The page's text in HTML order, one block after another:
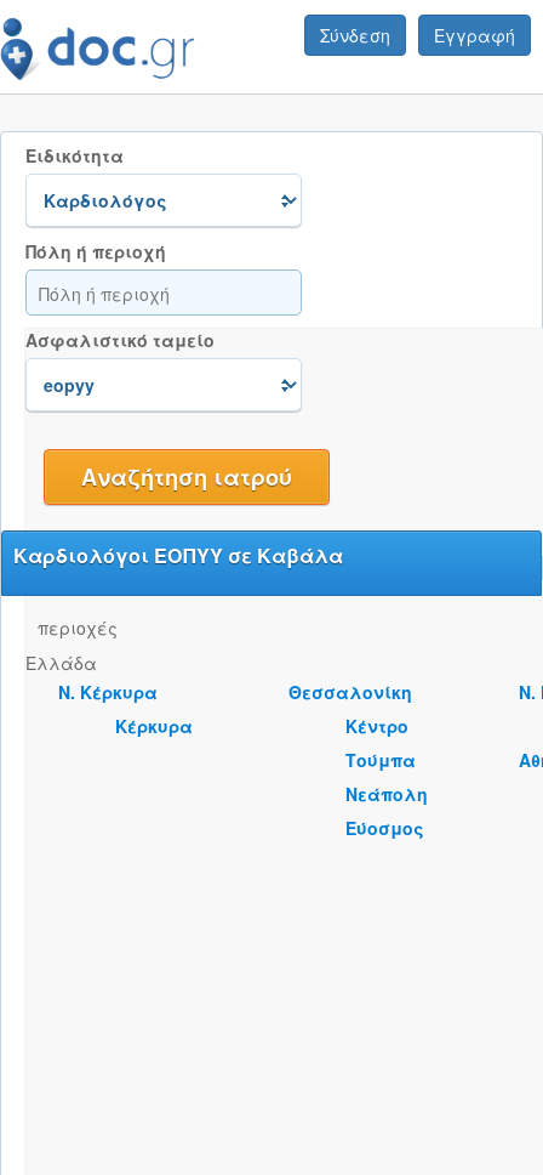
Σύνδεση Εγγραφή
Ειδικότητα
Πόλη ή περιοχή
Ασφαλιστικό ταμείο
Καρδιολόγοι ΕΟΠΥΥ σε Καβάλα
περιοχές
Ελλάδα
Ν. Κέρκυρα
Κέρκυρα
Θεσσαλονίκη
Κέντρο
Τούμπα
Νεάπολη
Εύοσμος
Ν.